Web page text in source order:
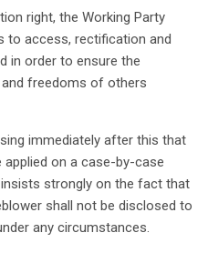
right, the Working Party
to access, rectification and
in order to ensure the
freedoms of others
immediately after this that
applied on a case-by-case
insists strongly on the fact that
shall not be disclosed to
any circumstances.